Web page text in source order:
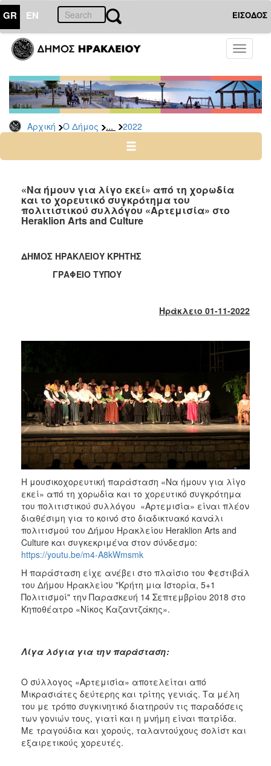
GR EN ΕΙΣΟΔΟΣ
Toggle
Αρχική Ο Δήμος ... 2022
ΔΗΜΟΣ
Δελτία
Τύπου
Αρχείο
2026
2024
2022
2021
2019
2018
2011
2010
2006
ΤΟΠΟΣ
ΠΟΛΙΤΙΣΜΟΣ
ΑΝΘΕΚΤΙΚΗ
ΠΟΛΗ
«Να ήμουν για λίγο εκεί» από τη χορωδία
και το χορευτικό συγκρότημα του
πολιτιστικού συλλόγου «Αρτεμισία» στο
Heraklion Arts and Culture
ΔΗΜΟΣ ΗΡΑΚΛΕΙΟΥ ΚΡΗΤΗΣ
ΓΡΑΦΕΙΟ ΤΥΠΟΥ
Ηράκλειο 01-11-2022
Η μουσικοχορευτική παράσταση «Να ήμουν για λίγο
εκεί» από τη χορωδία και το χορευτικό συγκρότημα
του πολιτιστικού συλλόγου «Αρτεμισία» είναι πλέον
διαθέσιμη για το κοινό στο διαδικτυακό κανάλι
πολιτισμού του Δήμου Ηρακλείου Heraklion Arts and
Culture και συγκεκριμένα στον σύνδεσμο:
https://youtu.be/m4-A8kWmsmk
Η παράσταση είχε ανέβει στο πλαίσιο του Φεστιβάλ
του Δήμου Ηρακλείου "Κρήτη μια Ιστορία, 5+1
Πολιτισμοί" την Παρασκευή 14 Σεπτεμβρίου 2018 στο
Κηποθέατρο «Νίκος Καζαντζάκης».
Λίγα λόγια για την παράσταση:
Ο σύλλογος «Αρτεμισία» αποτελείται από
Μικρασιάτες δεύτερης και τρίτης γενιάς. Τα μέλη
του με τρόπο συγκινητικό διατηρούν τις παραδόσεις
των γονιών τους, γιατί και η μνήμη είναι πατρίδα.
Με τραγούδια και χορούς, ταλαντούχους σολίστ και
εξαιρετικούς χορευτές.